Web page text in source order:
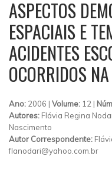
ASPECTOS
ESPACIAIS E
ACIDENTES
OCORRIDOS
Ano: 2006 | Volume: 12 |
Autores: Flávia Regina
Nascimento
Autor Correspondente:
flanodari@yahoo.com.br